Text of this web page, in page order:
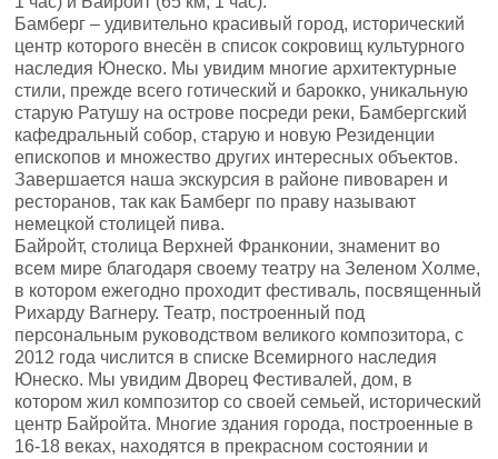
Бамберг – удивительно красивый город, исторический
центр которого внесён в список сокровищ культурного
наследия Юнеско. Мы увидим многие архитектурные
стили, прежде всего готический и барокко, уникальную
старую Ратушу на острове посреди реки, Бамбергский
кафедральный собор, старую и новую Резиденции
епископов и множество других интересных объектов.
Завершается наша экскурсия в районе пивоварен и
ресторанов, так как Бамберг по праву называют
немецкой столицей пива.
Байройт, столица Верхней Франконии, знаменит во
всем мире благодаря своему театру на Зеленом Холме,
в котором ежегодно проходит фестиваль, посвященный
Рихарду Вагнеру. Театр, построенный под
персональным руководством великого композитора, с
2012 года числится в списке Всемирного наследия
Юнеско. Мы увидим Дворец Фестивалей, дом, в
котором жил композитор со своей семьей, исторический
центр Байройта. Многие здания города, построенные в
16-18 веках, находятся в прекрасном состоянии и